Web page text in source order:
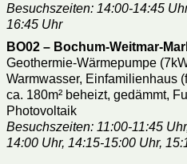
Besuchszeiten: 14:00-14:45
16:45 Uhr
BO02 – Bochum-Weitmar-
Geothermie-Wärmepumpe
Warmwasser, Einfamilienhaus
ca. 180m² beheizt, gedämmt,
Photovoltaik
Besuchszeiten: 11:00-11:45
14:00 Uhr, 14:15-15:00 Uhr,